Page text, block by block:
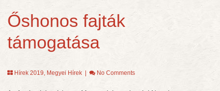
Őshonos fajták
támogatása
Hírek 2019, Megyei Hírek No Comments